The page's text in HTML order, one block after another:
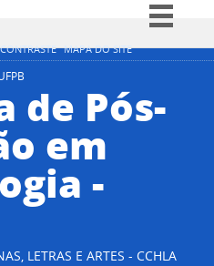
MAPA DO SITE
Simplifique!
Participe
Legislação
Canais
de Pós-
em
-
LETRAS E ARTES - CCHLA